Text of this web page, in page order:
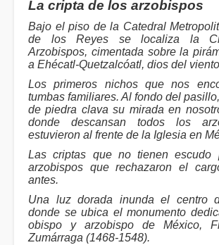
La cripta de los arzobispos
Bajo el piso de la Catedral
de los Reyes se localiza la
Arzobispos, cimentada sobre la
a Ehécatl-Quetzalcóatl, dios del
Los primeros nichos que nos
tumbas familiares. Al fondo del
de piedra clava su mirada en
donde descansan todos los
estuvieron al frente de la Iglesia en
Las criptas que no tienen escudo
arzobispos que rechazaron el
antes.
Una luz dorada inunda el centro
donde se ubica el monumento
obispo y arzobispo de México,
Zumárraga (1468-1548).